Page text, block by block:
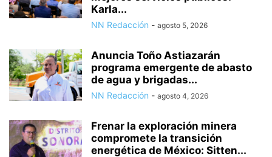
Karla...
NN Redacción - agosto 5, 2026
Anuncia Toño Astiazarán
programa emergente de abasto
de agua y brigadas...
NN Redacción - agosto 4, 2026
Frenar la exploración minera
compromete la transición
energética de México: Sitten...